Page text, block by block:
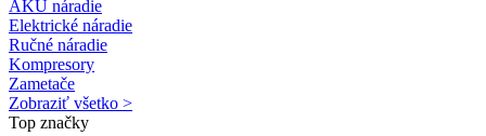
AKU náradie
Elektrické náradie
Ručné náradie
Kompresory
Zametače
Zobraziť všetko >
Top značky